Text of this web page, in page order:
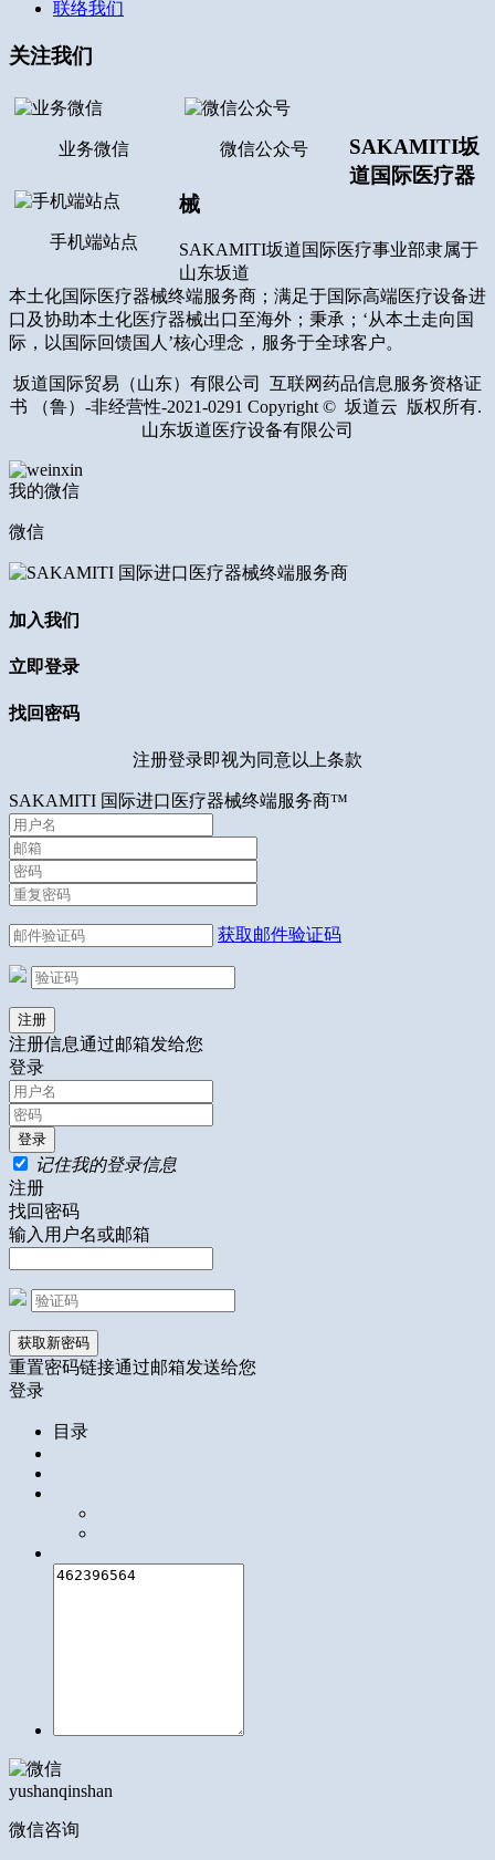
联络我们
关注我们
业务微信 微信公众号
手机端站点
SAKAMITI坂
道国际医疗器
械
SAKAMITI坂道国际医疗事业部隶属于
山东坂道
本土化国际医疗器械终端服务商；满足于国际高端医疗设备进
口及协助本土化医疗器械出口至海外；秉承；‘从本土走向国
际，以国际回馈国人’核心理念，服务于全球客户。
坂道国际贸易（山东）有限公司 互联网药品信息服务资格证
书 （鲁）-非经营性-2021-0291 Copyright © 坂道云 版权所有.
山东坂道医疗设备有限公司
我的微信
微信
加入我们
立即登录
找回密码
注册登录即视为同意以上条款
SAKAMITI 国际进口医疗器械终端服务商™
获取邮件验证码
注册信息通过邮箱发给您
登录
记住我的登录信息
注册
找回密码
输入用户名或邮箱
重置密码链接通过邮箱发送给您
登录
目录
yushanqinshan
微信咨询